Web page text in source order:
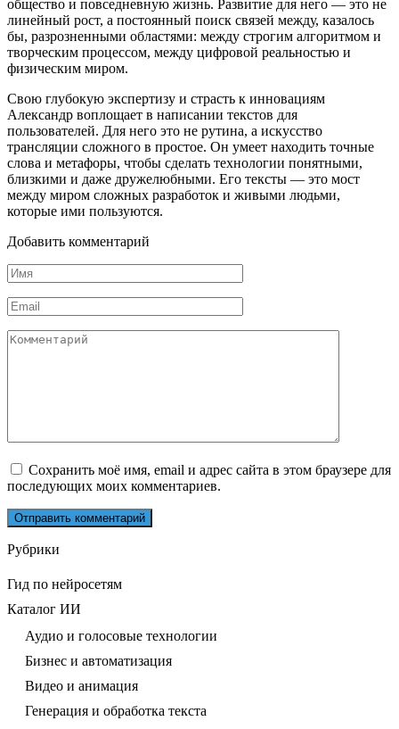
общество и повседневную жизнь. Развитие для него — это не
линейный рост, а постоянный поиск связей между, казалось
бы, разрозненными областями: между строгим алгоритмом и
творческим процессом, между цифровой реальностью и
физическим миром.
Свою глубокую экспертизу и страсть к инновациям
Александр воплощает в написании текстов для
пользователей. Для него это не рутина, а искусство
трансляции сложного в простое. Он умеет находить точные
слова и метафоры, чтобы сделать технологии понятными,
близкими и даже дружелюбными. Его тексты — это мост
между миром сложных разработок и живыми людьми,
которые ими пользуются.
Добавить комментарий
Имя
*
Email
*
Комментарий
Сохранить моё имя, email и адрес сайта в этом браузере для
последующих моих комментариев.
Рубрики
Гид по нейросетям
Каталог ИИ
Аудио и голосовые технологии
Бизнес и автоматизация
Видео и анимация
Генерация и обработка текста